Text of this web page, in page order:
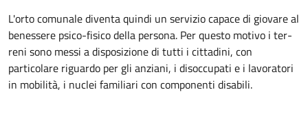
L'orto comunale diventa quindi un servizio capace di giovare al
benessere psico-fisico della persona. Per questo motivo i ter­
reni sono messi a disposizione di tutti i cittadini, con
particolare riguardo per gli anziani, i disoccupati e i lavoratori
in mobilità, i nuclei familiari con componenti disabili.